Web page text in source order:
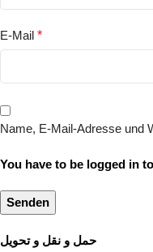
E-Mail *
Name, E-Mail-Adresse und
You have to be logged in
حمل و نقل و تحویل